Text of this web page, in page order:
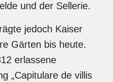
und der Sellerie.
jedoch Kaiser
Gärten bis heute.
erlassene
„Capitulare de villis